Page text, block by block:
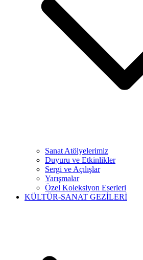
Sanat Atölyelerimiz
Duyuru ve Etkinlikler
Sergi ve Açılışlar
Yarışmalar
Özel Koleksiyon Eserleri
KÜLTÜR-SANAT GEZİLERİ